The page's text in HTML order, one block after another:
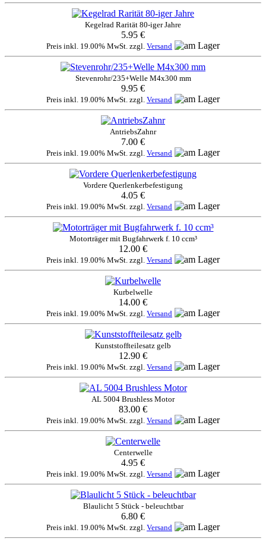
Kegelrad Rarität 80-iger Jahre
5.95 €
Preis inkl. 19.00% MwSt. zzgl. Versand
Stevenrohr/235+Welle M4x300 mm
9.95 €
Preis inkl. 19.00% MwSt. zzgl. Versand
AntriebsZahnr
7.00 €
Preis inkl. 19.00% MwSt. zzgl. Versand
Vordere Querlenkerbefestigung
4.05 €
Preis inkl. 19.00% MwSt. zzgl. Versand
Motorträger mit Bugfahrwerk f. 10 ccm³
12.00 €
Preis inkl. 19.00% MwSt. zzgl. Versand
Kurbelwelle
14.00 €
Preis inkl. 19.00% MwSt. zzgl. Versand
Kunststoffteilesatz gelb
12.90 €
Preis inkl. 19.00% MwSt. zzgl. Versand
AL 5004 Brushless Motor
83.00 €
Preis inkl. 19.00% MwSt. zzgl. Versand
Centerwelle
4.95 €
Preis inkl. 19.00% MwSt. zzgl. Versand
Blaulicht 5 Stück - beleuchtbar
6.80 €
Preis inkl. 19.00% MwSt. zzgl. Versand